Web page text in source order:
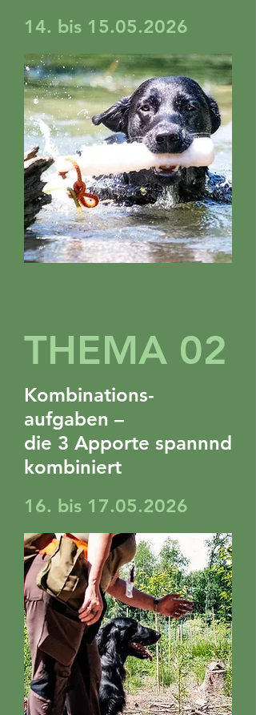
14. bis 15.05.2026
THEMA 02
Kombinations-
aufgaben –
die 3 Apporte spannnd
kombiniert
16. bis 17.05.2026